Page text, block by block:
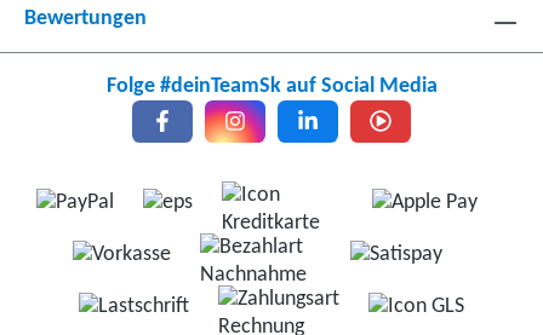
Bewertungen
Folge #deinTeamSk auf Social Media